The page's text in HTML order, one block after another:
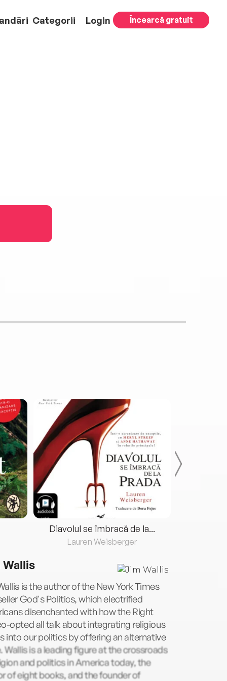
Categorii Login Încearcă gratuit
Diavolul se îmbracă de la...
Lauren Weisberger
is the author of the New York Times
God's Politics, which electrified
disenchanted with how the Right
opted all talk about integrating religious
into our politics by offering an alternative
Wallis is a leading figure at the crossroads
and politics in America today, the
of eight books, and the founder of